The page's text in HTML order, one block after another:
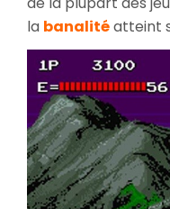
la banalitéatteint